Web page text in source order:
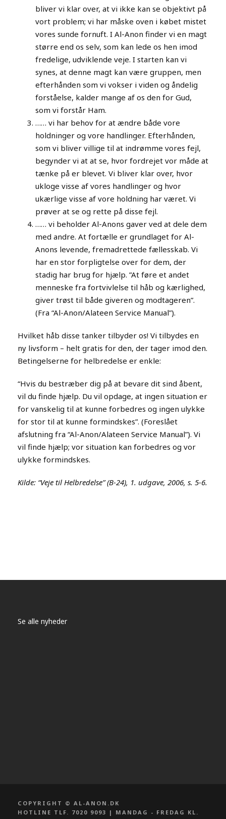
bliver vi klar over, at vi ikke kan se objektivt på
vort problem; vi har måske oven i købet mistet
vores sunde fornuft. I Al-Anon finder vi en magt
større end os selv, som kan lede os hen imod
fredelige, udviklende veje. I starten kan vi
synes, at denne magt kan være gruppen, men
efterhånden som vi vokser i viden og åndelig
forståelse, kalder mange af os den for Gud,
som vi forstår Ham.
…… vi har behov for at ændre både vore
holdninger og vore handlinger. Efterhånden,
som vi bliver villige til at indrømme vores fejl,
begynder vi at at se, hvor fordrejet vor måde at
tænke på er blevet. Vi bliver klar over, hvor
ukloge visse af vores handlinger og hvor
ukærlige visse af vore holdning har været. Vi
prøver at se og rette på disse fejl.
…… vi beholder Al-Anons gaver ved at dele dem
med andre. At fortælle er grundlaget for Al-
Anons levende, fremadrettede fællesskab. Vi
har en stor forpligtelse over for dem, der
stadig har brug for hjælp. ”At føre et andet
menneske fra fortvivlelse til håb og kærlighed,
giver trøst til både giveren og modtageren”.
(Fra “Al-Anon/Alateen Service Manual”).
Hvilket håb disse tanker tilbyder os! Vi tilbydes en
ny livsform – helt gratis for den, der tager imod den.
Betingelserne for helbredelse er enkle:
“Hvis du bestræber dig på at bevare dit sind åbent,
vil du finde hjælp. Du vil opdage, at ingen situation er
for vanskelig til at kunne forbedres og ingen ulykke
for stor til at kunne formindskes”. (Foreslået
afslutning fra “Al-Anon/Alateen Service Manual”). Vi
vil finde hjælp; vor situation kan forbedres og vor
ulykke formindskes.
Kilde: “Veje til Helbredelse” (B-24), 1. udgave, 2006, s. 5-6.
Se alle nyheder
COPYRIGHT © AL-ANON.DK
HOTLINE TLF. 7020 9093 | MANDAG - FREDAG KL.